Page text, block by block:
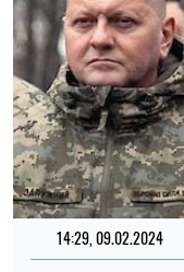
14:29, 09.02.2024